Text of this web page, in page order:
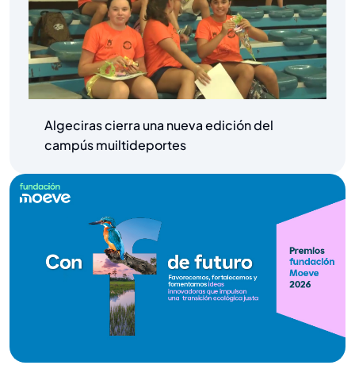
Algeciras cierra una nueva edición del
campús muiltideportes